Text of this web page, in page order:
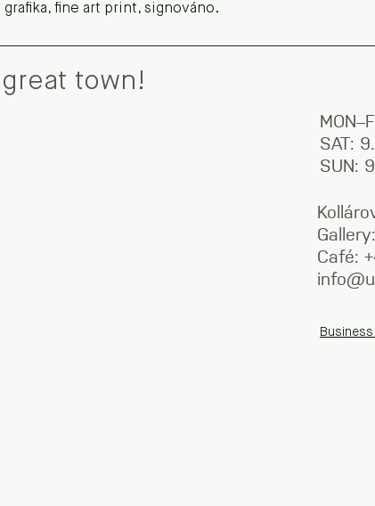
Quick View
grafika, fine art print, signováno.
town!
SAT:
SUN:
Café: